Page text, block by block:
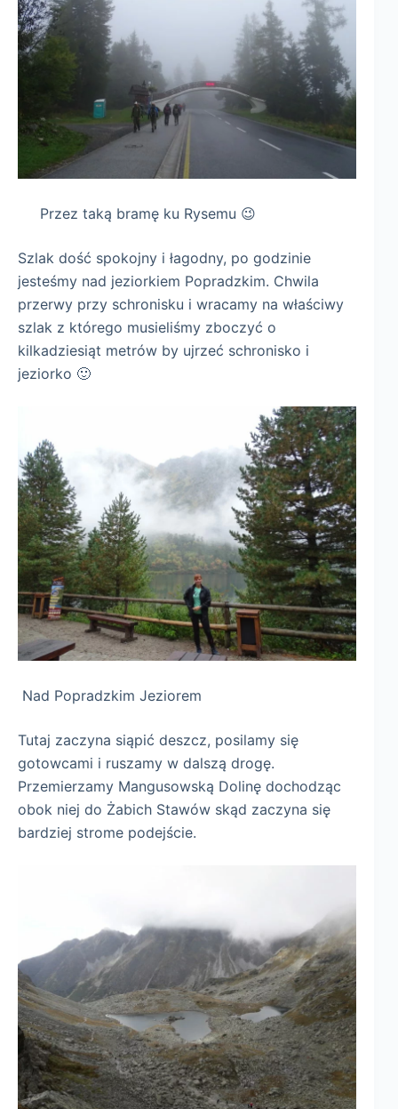
Przez taką bramę ku Rysemu 😉
Szlak dość spokojny i łagodny, po godzinie
jesteśmy nad jeziorkiem Popradzkim. Chwila
przerwy przy schronisku i wracamy na właściwy
szlak z którego musieliśmy zboczyć o
kilkadziesiąt metrów by ujrzeć schronisko i
jeziorko 🙂
Nad Popradzkim Jeziorem
Tutaj zaczyna siąpić deszcz, posilamy się
gotowcami i ruszamy w dalszą drogę.
Przemierzamy Mangusowską Dolinę dochodząc
obok niej do Żabich Stawów skąd zaczyna się
bardziej strome podejście.